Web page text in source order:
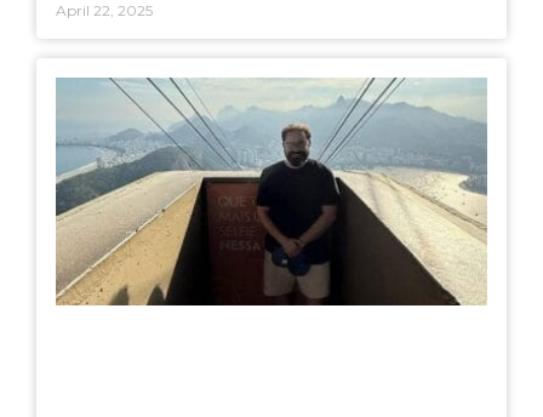
April 22, 2025